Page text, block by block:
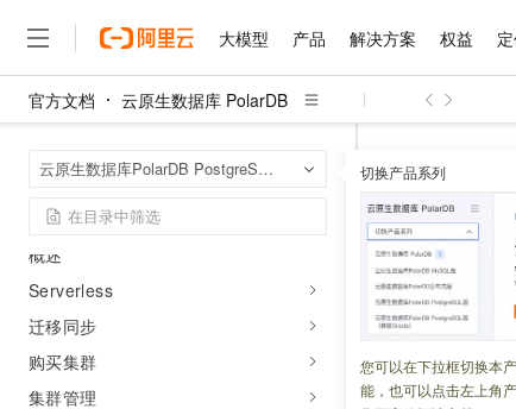
大模型 产品 解决方案 权益
官方文档 云原生数据库 PolarDB
云原生数据库PolarDB PostgreSQL版 切换产品系列
您可以在下拉框切换本
能，也可以点击左上角
数据库代理发布说明
产品公告
安全公告
快速入门
运维指南
概述
Serverless
迁移同步
购买集群
集群管理
SQL使用入门
快速入门
更新时间：2024-
本文帮助您快速
行轨迹匹配等部
大模型
大模型
文本生成
Qwen3.8-Max HOT
智能体时代全能旗舰模
产品
精选产品
人工智能与机器学习
计算
精选产品
大模型服务平台百炼
大模型服务与应用平台
千问大模型
多元化、高性能、安全
无影云电脑
随时随地安全接入的云上
云解析DNS
解决方案
精选解决方案
AI
互联网应用开发
精选解决方案
千问办公，解锁你的工
企业级Agent产品，直
Agency Agents：拥
HappyHorse 打造一
快速拥有专属
权益 普惠上云
普惠上云 官方力荐
云服务器38元/年起，超
官方推荐返现计划
推荐新用户得奖励，单
云工开物
高校专属算力普惠，学
定价 产品定价
了解云产品的定价详情
云上成本管理
管理和优化成本
云市场 精选商城
网站建设
多端小程序
Salesforce 国际版订阅
友盟天域
观测云
Tuya 物联网平台阿里
伙伴 成为销售伙伴
分销伙伴
咨询伙伴
销售伙伴合作计划
Salesforce On
服务 售前咨询
在线服务
售后服务
自助服务
工单服务
了解阿里云 为什么选择阿里云
什么是云计算
技术领先
稳定可靠
安全合规
分析师报告
研究报告与白皮书